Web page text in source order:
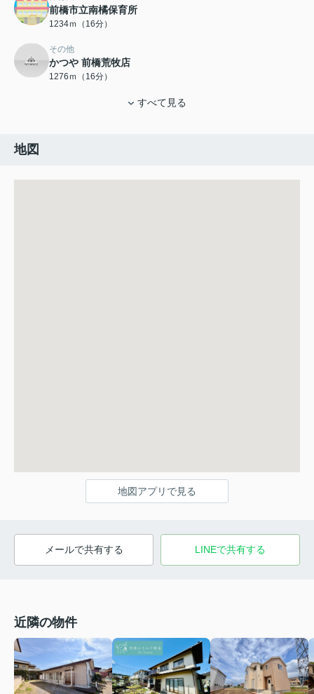
前橋市立南橘保育所
1234ｍ（16分）
その他
かつや 前橋荒牧店
1276ｍ（16分）
すべて見る
地図
地図アプリで見る
メールで共有する LINEで共有する
近隣の物件